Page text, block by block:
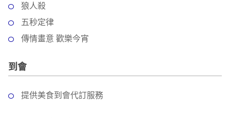
狼人殺
五秒定律
傳情畫意 歡樂今宵
到會
提供美食到會代訂服務